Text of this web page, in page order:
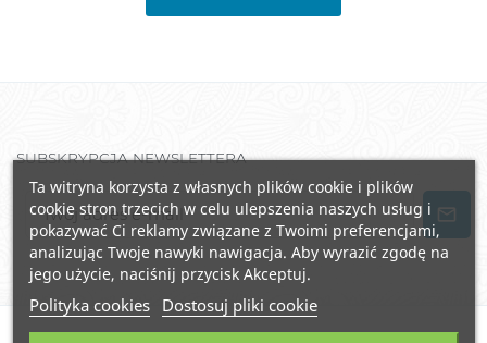
SUBSKRYPCJA NEWSLETTERA
Ta witryna korzysta z własnych plików cookie i plików
cookie stron trzecich w celu ulepszenia naszych usług i
pokazywać Ci reklamy związane z Twoimi preferencjami,
analizując Twoje nawyki nawigacja. Aby wyrazić zgodę na
jego użycie, naciśnij przycisk Akceptuj.
Polityka cookies Dostosuj pliki cookie